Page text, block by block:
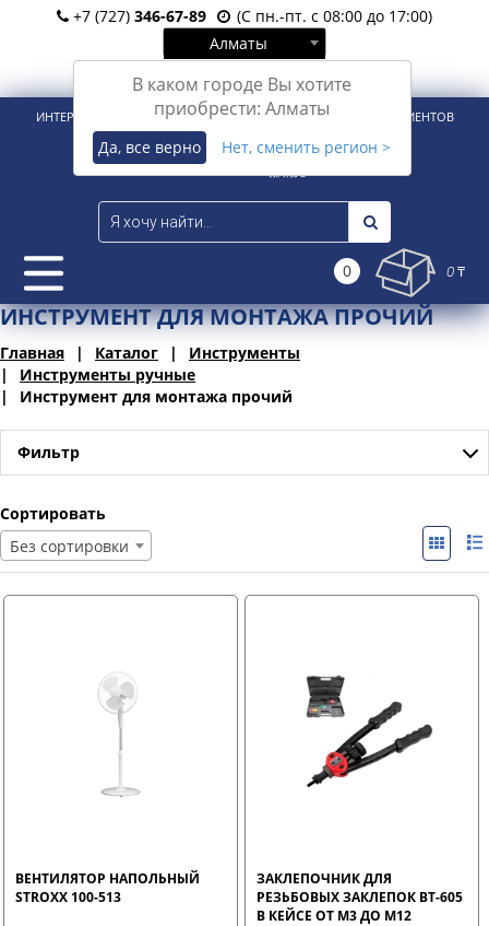
+7 (727) 346-67-89
(С пн.-пт. с 08:00 до 17:00)
Алматы
В каком городе Вы хотите
приобрести: Алматы
Да, все верно Нет, сменить регион >
Вход Регистрация
ИНТЕРНЕТ-МАГАЗИН ДЛЯ РОЗНИЧНЫХ И КОРПОРАТИВНЫХ КЛИЕНТОВ
0 0 ₸
ИНСТРУМЕНТ ДЛЯ МОНТАЖА ПРОЧИЙ
Главная Каталог
Инструменты
Инструменты ручные
Инструмент для монтажа прочий
Фильтр
Сортировать
Без сортировки
ВЕНТИЛЯТОР НАПОЛЬНЫЙ
STROXX 100-513
ЗАКЛЕПОЧНИК ДЛЯ
РЕЗЬБОВЫХ ЗАКЛЕПОК ВТ-605
В КЕЙСЕ ОТ М3 ДО М12